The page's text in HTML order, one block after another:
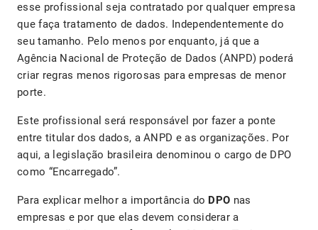
esse profissional seja contratado por qualquer empresa
que faça tratamento de dados. Independentemente do
seu tamanho. Pelo menos por enquanto, já que a
Agência Nacional de Proteção de Dados (ANPD) poderá
criar regras menos rigorosas para empresas de menor
porte.
Este profissional será responsável por fazer a ponte
entre titular dos dados, a ANPD e as organizações. Por
aqui, a legislação brasileira denominou o cargo de DPO
como “Encarregado”.
Para explicar melhor a importância do DPO nas
empresas e por que elas devem considerar a